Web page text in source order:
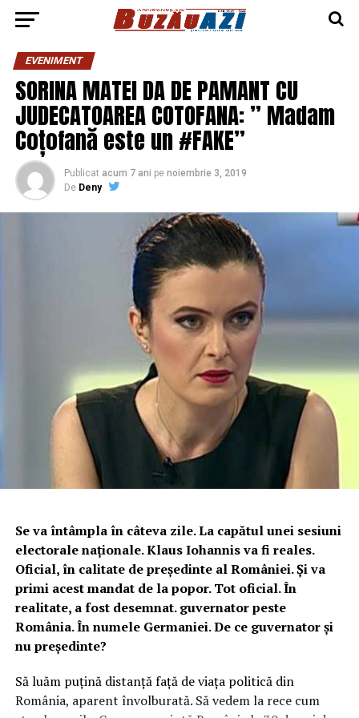
EVENIMENT
SORINA MATEI DA DE PAMANT CU
JUDECATOAREA COTOFANA: ” Madam
Coțofană este un #FAKE”
Publicat acum 7 ani pe noiembrie 3, 2019
De Deny
Se va întâmpla în câteva zile. La capătul unei sesiuni
electorale naționale. Klaus Iohannis va fi reales.
Oficial, în calitate de președinte al României. Și va
primi acest mandat de la popor. Tot oficial. În
realitate, a fost desemnat. guvernator peste
România. În numele Germaniei. De ce guvernator și
nu președinte?
Să luăm puțină distanță față de viața politică din
România, aparent învolburată. Să vedem la rece cum